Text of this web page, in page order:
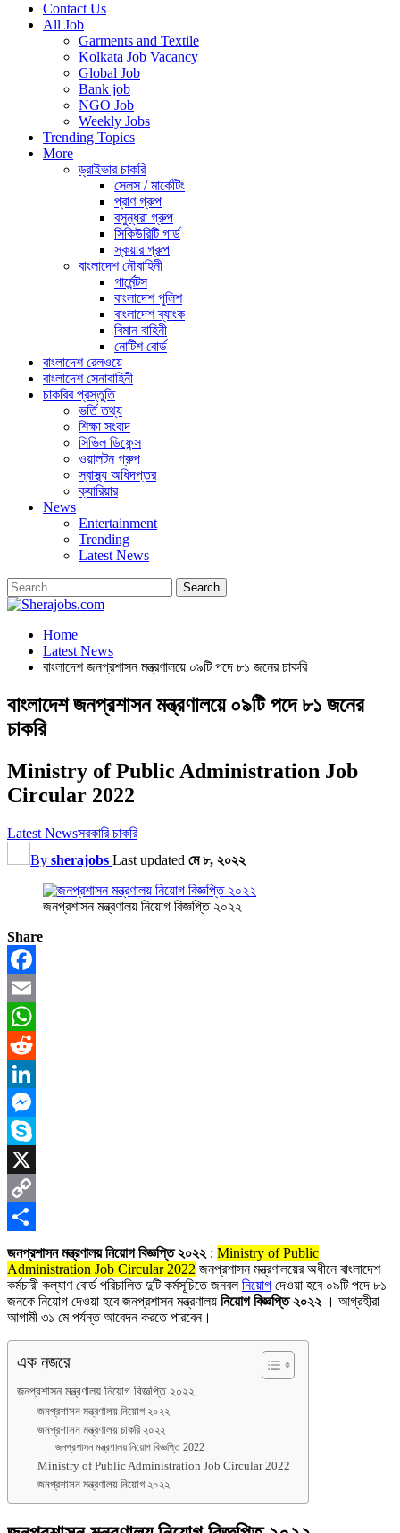
Contact Us
All Job
Garments and Textile
Kolkata Job Vacancy
Global Job
Bank job
NGO Job
Weekly Jobs
Trending Topics
More
ড্রাইভার চাকরি
সেলস / মার্কেটিং
প্রাণ গ্রুপ
বসুন্ধরা গ্রুপ
সিকিউরিটি গার্ড
স্কয়ার গ্রুপ
বাংলাদেশ নৌবাহিনী
গার্মেন্টস
বাংলাদেশ পুলিশ
বাংলাদেশ ব্যাংক
বিমান বাহিনী
নোটিশ বোর্ড
বাংলাদেশ রেলওয়ে
বাংলাদেশ সেনাবাহিনী
চাকরির প্রস্তুতি
ভর্তি তথ্য
শিক্ষা সংবাদ
সিভিল ডিফেন্স
ওয়ালটন গ্রুপ
স্বাস্থ্য অধিদপ্তর
ক্যারিয়ার
News
Entertainment
Trending
Latest News
Home
Latest News
বাংলাদেশ জনপ্রশাসন মন্ত্রণালয়ে ০৯টি পদে ৮১ জনের চাকরি
বাংলাদেশ জনপ্রশাসন মন্ত্রণালয়ে ০৯টি পদে ৮১ জনের
চাকরি
Ministry of Public Administration Job
Circular 2022
Latest Newsসরকারি চাকরি
By sherajobs Last updated মে ৮, ২০২২
জনপ্রশাসন মন্ত্রণালয় নিয়োগ বিজ্ঞপ্তি ২০২২
Share
Facebook
Email
WhatsApp
Reddit
LinkedIn
Messenger
Skype
X
Copy
Link
Share
জনপ্রশাসন মন্ত্রণালয় নিয়োগ বিজ্ঞপ্তি ২০২২ : Ministry of Public
Administration Job Circular 2022 জনপ্রশাসন মন্ত্রণালয়ের অধীনে বাংলাদেশ
কর্মচারী কল্যাণ বোর্ড পরিচালিত দুটি কর্মসূচিতে জনবলনিয়োগ দেওয়া হবে ০৯টি পদে ৮১
জনকে নিয়োগ দেওয়া হবে জনপ্রশাসন মন্ত্রণালয় নিয়োগ বিজ্ঞপ্তি ২০২২ । আগ্রহীরা
আগামী ৩১ মে পর্যন্ত আবেদন করতে পারবেন।
এক নজরে
জনপ্রশাসন মন্ত্রণালয় নিয়োগ বিজ্ঞপ্তি ২০২২
জনপ্রশাসন মন্ত্রণালয় নিয়োগ ২০২২
জনপ্রশাসন মন্ত্রণালয় চাকরি ২০২২
জনপ্রশাসন মন্ত্রণালয় নিয়োগ বিজ্ঞপ্তি 2022
Ministry of Public Administration Job Circular 2022
জনপ্রশাসন মন্ত্রণালয় নিয়োগ ২০২২